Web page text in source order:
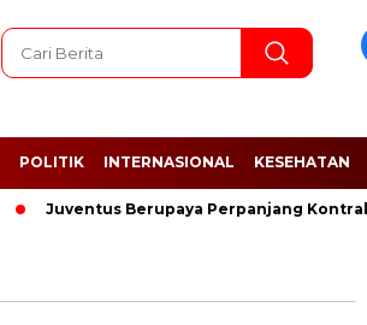
POLITIK INTERNASIONAL KESEHATAN
Juventus Berupaya Perpanjang